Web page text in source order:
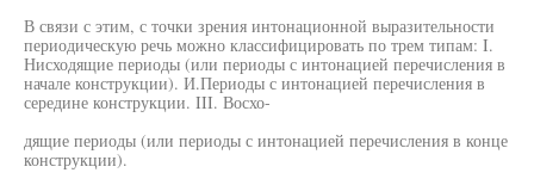
В связи с этим, с точки зрения интонационной выразительности
периодическую речь можно классифицировать по трем типам: I.
Нисходящие периоды (или периоды с интонацией перечисления в
начале конструкции). И.Периоды с интонацией перечисления в
середине конструкции. III. Восхо-
дящие периоды (или периоды с интонацией перечисления в конце
конструкции).